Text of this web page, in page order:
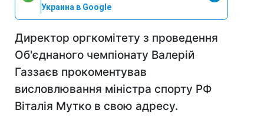
Украина в Google
Директор оргкомітету з проведення
Об'єднаного чемпіонату Валерій
Газзаєв прокоментував
висловлювання міністра спорту РФ
Віталія Мутко в свою адресу.